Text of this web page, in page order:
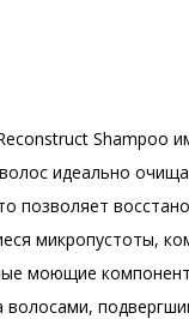
Shampoo
идеально
позволяет
микропустоты,
моющие